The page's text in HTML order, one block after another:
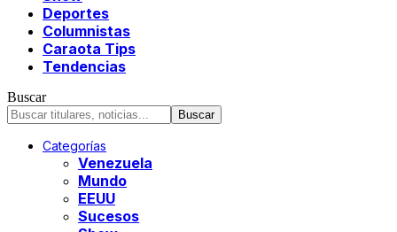
Deportes
Columnistas
Caraota Tips
Tendencias
Buscar
Categorías
Venezuela
Mundo
EEUU
Sucesos